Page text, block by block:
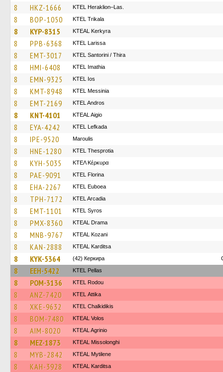
8 HKZ-1666 KTEL Heraklion–Las.
8 BOP-1050 ΚΤΕL Τrikala
8 KYP-8315 KTEAL Kerkyra
8 PPB-6368 KTEL Larissa
8 EMT-3017 KTEL Santorini / Thira
8 HMI-6408 KTEL Imathia
8 EMN-9325 KTEL Ios
8 KMT-8948 KTEL Messinia
8 EMT-2169 KTEL Andros
8 KNT-4101 KTEAL Aigio
8 EYA-4242 KTEL Lefkada
8 IPE-9520 Maroulis
8 HNE-1280 KTEL Thesprotia
8 KYH-5035 ΚΤΕΛ Κέρκυρα
8 PAE-9091 KTEL Florina
8 EHA-2267 ΚΤΕL Euboea
8 TPH-7172 KTEL Arcadia
8 EMT-1101 KTEL Syros
8 PMX-8360 KTEAL Drama
8 MNB-9767 KTEAL Kozani
8 KAN-2888 KTEAL Karditsa
8 KYK-5364 (42) Керкира
8 EEH-5422 KTEL Pellas
8 POM-3136 ΚΤΕL Rodou
8 ANZ-7420 KΤΕL Αttika
8 XKE-9632 ΚΤΕL Chalkidikis
8 BOM-7480 KTEAL Volos
8 AIM-8020 KTEAL Agrinio
8 MEZ-1873 KTEAL Missolonghi
8 MYB-2842 KTEAL Mytilene
8 KAH-3928 KTEAL Karditsa